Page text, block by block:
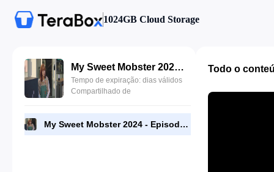
1024GB Cloud Storage
My Sweet Mobster 2024 - Episode 03 - 1080p [RMC].mp4
Tempo de expiração: dias válidos
Compartilhado de
My Sweet Mobster 2024 - Episode 03 - 1080p [RMC].mp4
Todo o